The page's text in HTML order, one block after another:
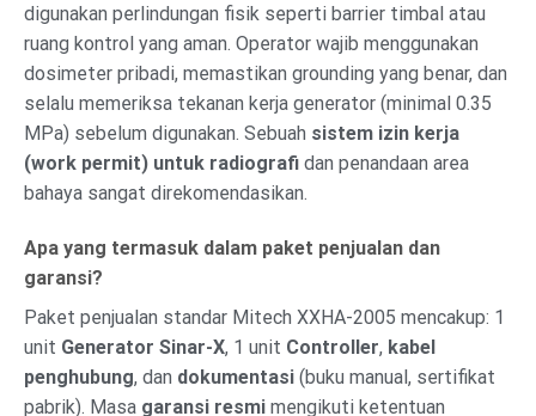
digunakan perlindungan fisik seperti barrier timbal atau
ruang kontrol yang aman. Operator wajib menggunakan
dosimeter pribadi, memastikan grounding yang benar, dan
selalu memeriksa tekanan kerja generator (minimal 0.35
MPa) sebelum digunakan. Sebuah sistem izin kerja
(work permit) untuk radiografi dan penandaan area
bahaya sangat direkomendasikan.
Apa yang termasuk dalam paket penjualan dan
garansi?
Paket penjualan standar Mitech XXHA-2005 mencakup: 1
unit Generator Sinar-X, 1 unit Controller, kabel
penghubung, dan dokumentasi (buku manual, sertifikat
pabrik). Masa garansi resmi mengikuti ketentuan